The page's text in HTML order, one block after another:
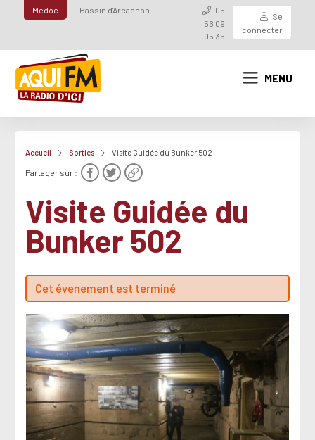
Médoc Bassin d'Arcachon
05
56 09
05 35
Se
connecter
MENU
Accueil Sorties Visite Guidée du Bunker 502
Partager sur :
Visite Guidée du
Bunker 502
Cet évenement est terminé